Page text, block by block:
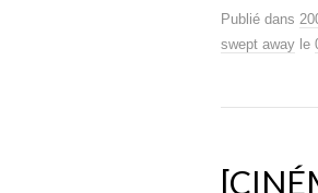
Publié dans
swept away le